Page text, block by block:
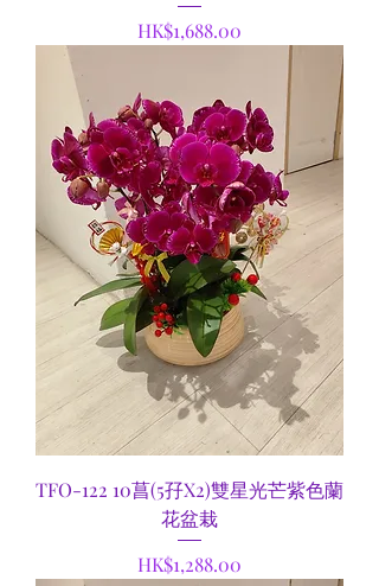
Price
HK$1,688.00
TFO-122 10菖(5孖X2)雙星光芒紫色蘭
花盆栽
Price
HK$1,288.00